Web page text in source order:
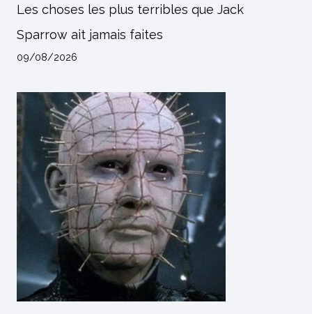
Les choses les plus terribles que Jack
Sparrow ait jamais faites
09/08/2026